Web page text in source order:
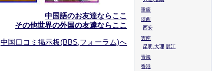
中国語のお友達ならここ
その他世界の外国の友達ならここ
中国口コミ掲示板(BBS,フォーラム)へ
重慶
陜西
西安
雲南
昆明,大理,麗江
青海
香港